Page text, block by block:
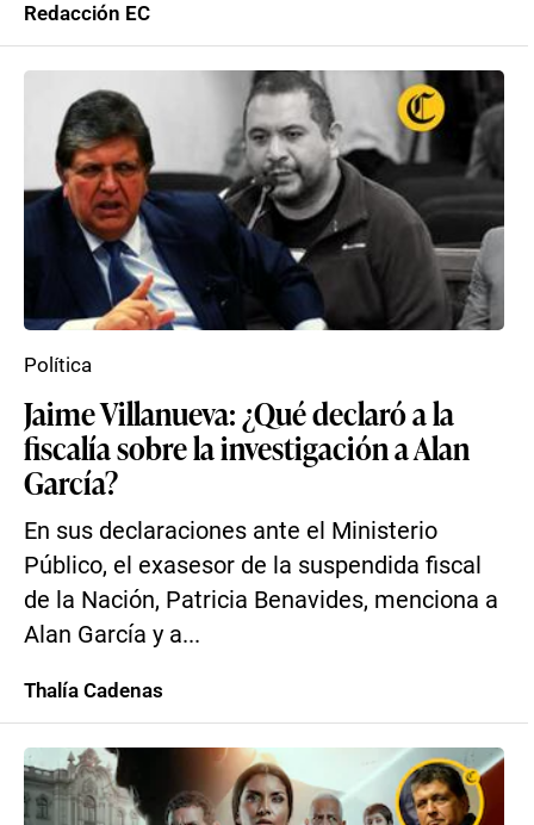
Redacción EC
Jaime Villanueva: ¿Qué declaró a la
fiscalía sobre la investigación a Alan
García?
En sus declaraciones ante el Ministerio
Público, el exasesor de la suspendida fiscal
de la Nación, Patricia Benavides, menciona a
Alan García y a...
Política
Thalía Cadenas